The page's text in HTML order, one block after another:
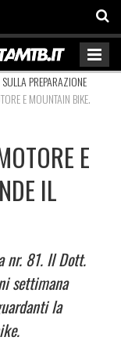
PREPARAZIONE
E MOUNTAIN BIKE.
E
IL
nr. 81. Il Dott.
settimana
la